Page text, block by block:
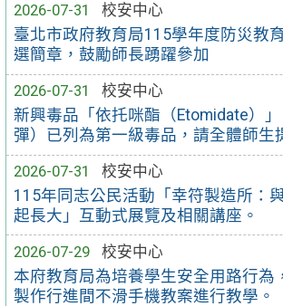
2026-07-31
校安中心
臺北市政府教育局115學年度防災教
選簡章，鼓勵師長踴躍參加
2026-07-31
校安中心
新興毒品「依托咪酯（Etomidate）
彈）已列為第一級毒品，請全體師生
2026-07-31
校安中心
115年同志公民活動「幸符製造所：
起長大」互動式展覽及相關講座。
2026-07-29
校安中心
本府教育局為培養學生安全用路行為
製作行進間不滑手機教案進行教學。